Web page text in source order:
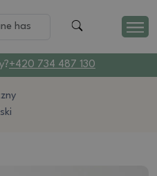
+420 734 487 130